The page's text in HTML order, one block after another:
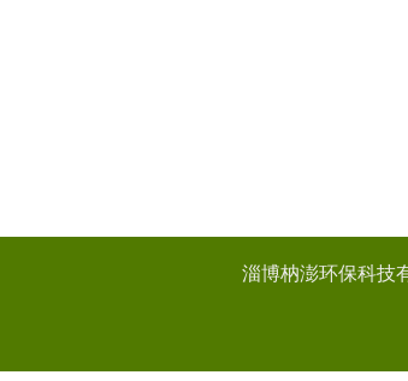
淄博枘澎环保科技